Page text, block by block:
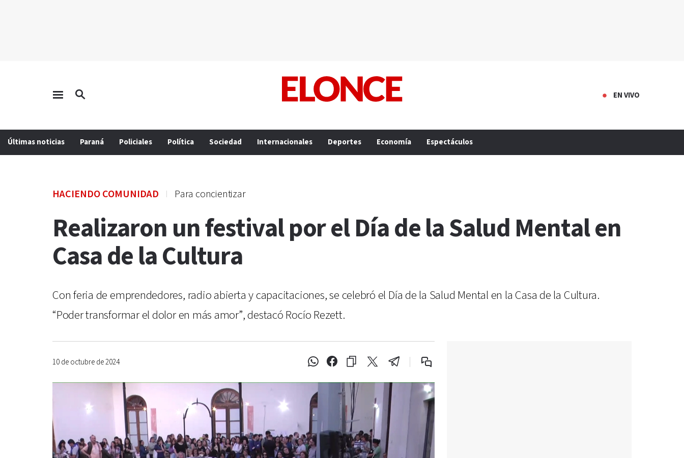
EN VIVO
Últimas noticias Paraná Policiales Política Sociedad Internacionales Deportes Economía Espectáculos
HACIENDO COMUNIDAD Para concientizar
Realizaron un festival por el Día de la Salud Mental en
Casa de la Cultura
Con feria de emprendedores, radio abierta y capacitaciones, se celebró el Día de la Salud Mental en la Casa de la Cultura.
“Poder transformar el dolor en más amor”, destacó Rocío Rezett.
10 de octubre de 2024